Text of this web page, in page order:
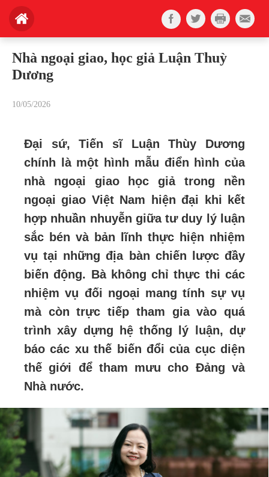
Nhà ngoại giao, học giả Luận Thuỳ
Dương
10/05/2026
Đại sứ, Tiến sĩ Luận Thùy Dương
chính là một hình mẫu điển hình của
nhà ngoại giao học giả trong nền
ngoại giao Việt Nam hiện đại khi kết
hợp nhuần nhuyễn giữa tư duy lý luận
sắc bén và bản lĩnh thực hiện nhiệm
vụ tại những địa bàn chiến lược đầy
biến động. Bà không chỉ thực thi các
nhiệm vụ đối ngoại mang tính sự vụ
mà còn trực tiếp tham gia vào quá
trình xây dựng hệ thống lý luận, dự
báo các xu thế biến đổi của cục diện
thế giới để tham mưu cho Đảng và
Nhà nước.